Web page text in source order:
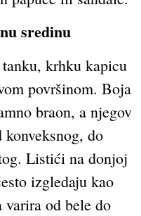
sredinu
krhku kapicu
površinom. Boja
braon, a njegov
do
Listići na donjoj
izgledaju kao
od bele do